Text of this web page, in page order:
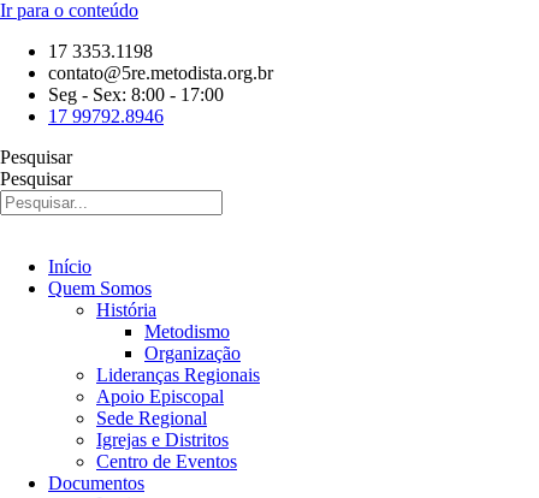
Ir para o conteúdo
17 3353.1198
contato@5re.metodista.org.br
Seg - Sex: 8:00 - 17:00
17 99792.8946
Pesquisar
Pesquisar
Início
Quem Somos
História
Metodismo
Organização
Lideranças Regionais
Apoio Episcopal
Sede Regional
Igrejas e Distritos
Centro de Eventos
Documentos